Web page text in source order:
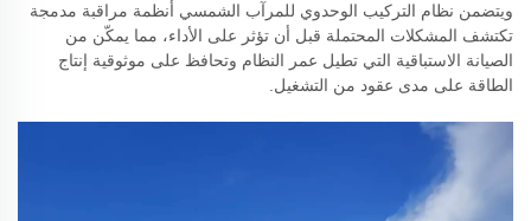
ويتضمن نظام التركيب الوحدوي للمرآب الشمسي أنظمة مراقبة مدمجة
تكتشف المشكلات المحتملة قبل أن تؤثر على الأداء، مما يمكّن من
الصيانة الاستباقية التي تطيل عمر النظام وتحافظ على موثوقية إنتاج
الطاقة على مدى عقود من التشغيل.